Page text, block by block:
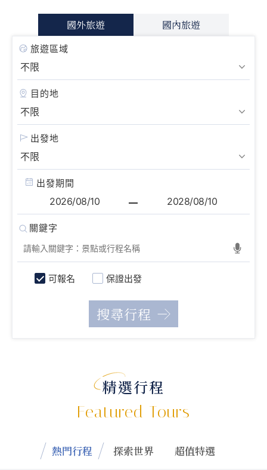
國外旅遊 國內旅遊
旅遊區域
目的地
出發地
出發期間
可報名 保證出發
精選行程
Featured Tours
熱門行程 探索世界 超值特選